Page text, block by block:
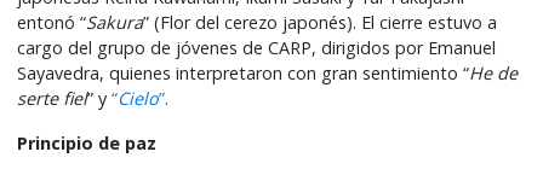
entonó “Sakura” (Flor del cerezo japonés). El cierre estuvo a
cargo del grupo de jóvenes de CARP, dirigidos por Emanuel
Sayavedra, quienes interpretaron con gran sentimiento “He de
serte fiel” y“Cielo”.
Principio de paz